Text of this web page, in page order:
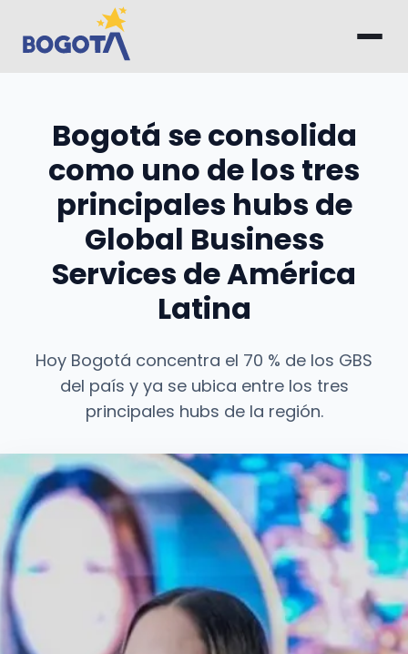
Saltar al contenido principal
Bogotá se consolida
como uno de los tres
principales hubs de
Global Business
Services de América
Latina
Hoy Bogotá concentra el 70 % de los GBS
del país y ya se ubica entre los tres
principales hubs de la región.